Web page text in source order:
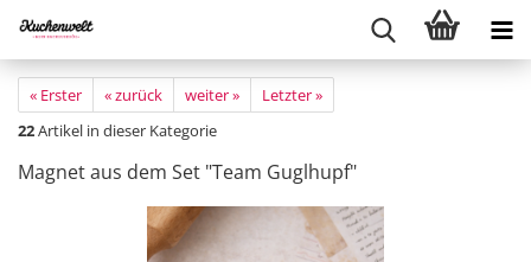
« Erster « zurück weiter »
Letzter »
22Artikel in dieser Kategorie
Magnet aus dem Set "Team Guglhupf"